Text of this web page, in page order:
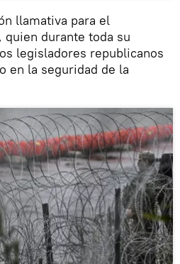
llamativa para el
quien durante toda su
legisladores republicanos
en la seguridad de la